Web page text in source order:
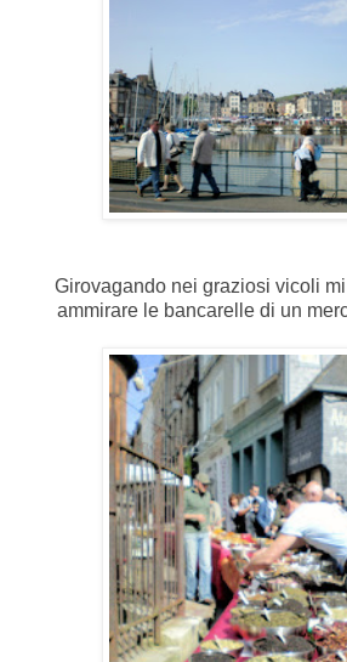
Girovagando nei graziosi vicoli
ammirare le bancarelle di un